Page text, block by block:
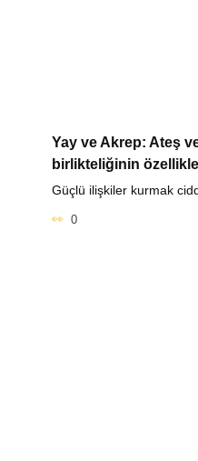
Yay ve Akrep: Ateş
birlikteliğinin
Güçlü ilişkiler kurmak
0